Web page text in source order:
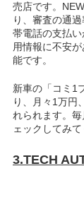
売店です。
り、審査の通
帯電話の支払
用情報に不安
能です。
新車の「コミ1
り、月々1万円
れられます。
ェックしてみて
3.TECH